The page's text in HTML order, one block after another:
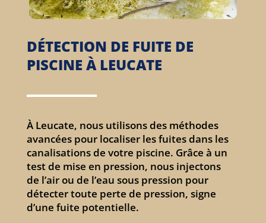
DÉTECTION DE FUITE DE
PISCINE À LEUCATE
À Leucate, nous utilisons des méthodes
avancées pour localiser les fuites dans les
canalisations de votre piscine. Grâce à un
test de mise en pression, nous injectons
de l’air ou de l’eau sous pression pour
détecter toute perte de pression, signe
d’une fuite potentielle.